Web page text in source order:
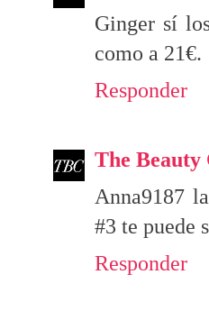
Ginger sí
como a 21€.
Responder
The Beauty
Anna9187
#3 te puede
Responder